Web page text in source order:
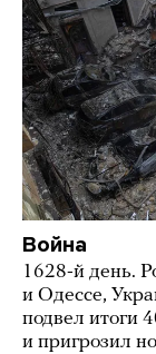
Война
1628-й день.
и Одессе,
подвел итоги
и пригрозил